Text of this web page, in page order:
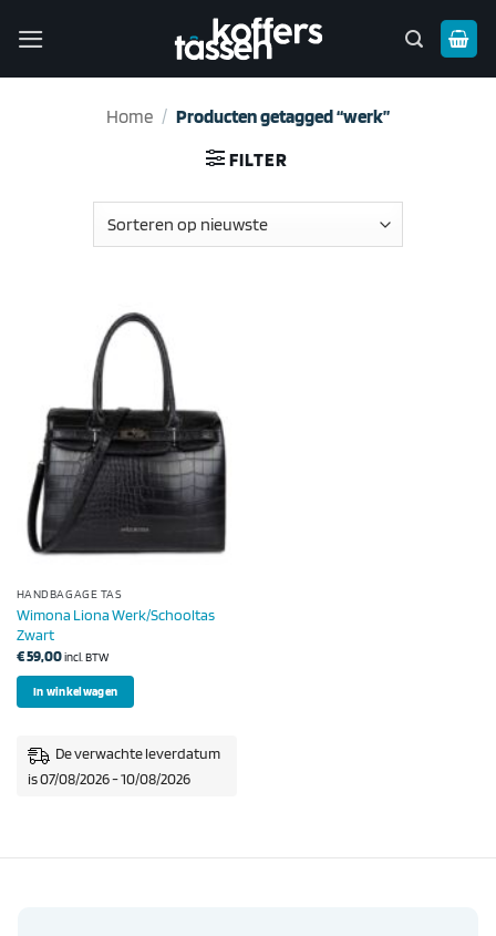
naar
Home / Producten getagged “werk”
FILTER
HANDBAGAGE TAS
Wimona Liona Werk/Schooltas
Zwart
€59,00incl. BTW
In winkelwagen
De verwachte leverdatum
is 07/08/2026 - 10/08/2026